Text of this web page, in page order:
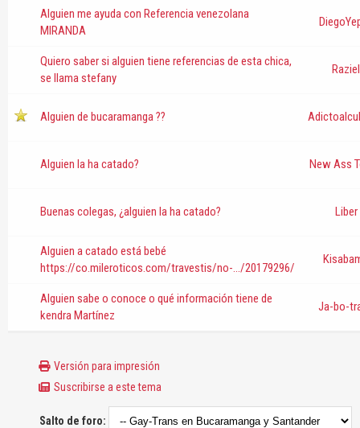
Alguien me ayuda con Referencia venezolana
MIRANDA
Quiero saber si alguien tiene referencias de esta chica,
se llama stefany
Raziel
Alguien de bucaramanga ??
Alguien la ha catado? New Ass
Buenas colegas, ¿alguien la ha catado? Liber
Alguien a catado está bebé
https://co.mileroticos.com/travestis/no-.../20179296/
Alguien sabe o conoce o qué información tiene de
kendra Martínez
Ja-bo-
Versión para impresión
Suscribirse a este tema
Salto de foro: